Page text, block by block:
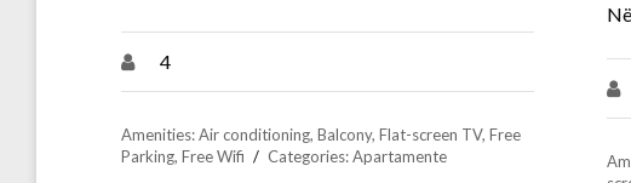
4
Amenities: Air conditioning,Balcony,Flat-screen TV,Free
Parking,Free Wifi Categories: Apartamente